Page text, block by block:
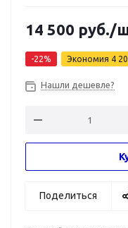
14 500 руб./
-22% Экономия 4
Нашли дешевле?
Поделиться